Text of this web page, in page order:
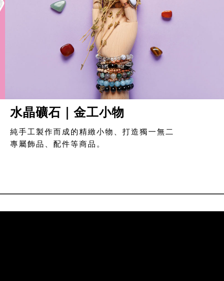
水晶礦石｜金工小物
純手工製作而成的精緻小物、打造獨一無二
專屬飾品、配件等商品。